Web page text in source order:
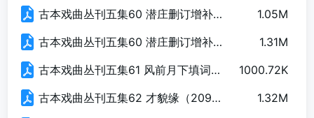
古本戏曲丛刊五集60 潜庄删订增补紫玉记上册（199页）.pdf
1.05M
古本戏曲丛刊五集60 潜庄删订增补紫玉记下册（150页）.pdf
1.31M
古本戏曲丛刊五集61 风前月下填词（173页）.pdf
1000.72K
古本戏曲丛刊五集62 才貌缘（209页）.pdf
1.32M